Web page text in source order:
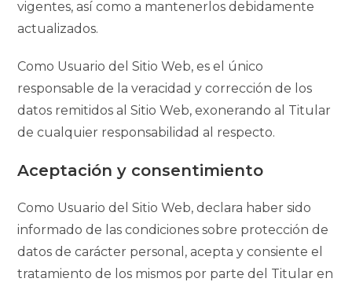
vigentes, así como a mantenerlos debidamente
actualizados.
Como Usuario del Sitio Web, es el único
responsable de la veracidad y corrección de los
datos remitidos al Sitio Web, exonerando al Titular
de cualquier responsabilidad al respecto.
Aceptación y consentimiento
Como Usuario del Sitio Web, declara haber sido
informado de las condiciones sobre protección de
datos de carácter personal, acepta y consiente el
tratamiento de los mismos por parte del Titular en